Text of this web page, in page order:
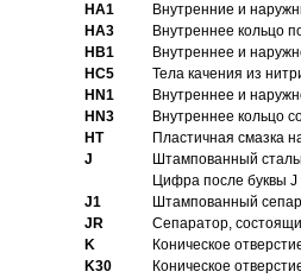
HA1
Внутренние и
HA3
Bнутреннее кольцо
HB1
Bнутреннее и
HC5
Тела качения из
HN1
Bнутреннее и
HN3
Внутреннее кольцо
HT
Пластичная смазка
J
Штампованный
Цифра после буквы J
J1
Штампованный
JR
Сепаратор,
K
Коническое
K30
Коническое